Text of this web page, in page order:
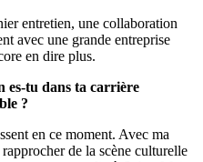
entretien, une collaboration
avec une grande entreprise
en dire plus.
es-tu dans ta carrière
?
en ce moment. Avec ma
de la scène culturelle